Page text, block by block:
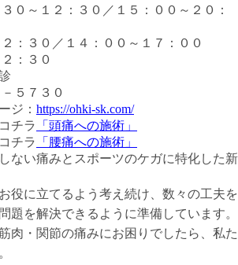
０～１２：３０／１５：００～２０：
：３０／１４：００～１７：００
：３０
５７３０
ジ： https://ohki-sk.com/
チラ
「頭痛への施術」
チラ
「腰痛への施術」
ない痛みとスポーツのケガに特化した新
役に立てるよう考え続け、数々の工夫を
題を解決できるように準備しています。
肉・関節の痛みにお困りでしたら、私た